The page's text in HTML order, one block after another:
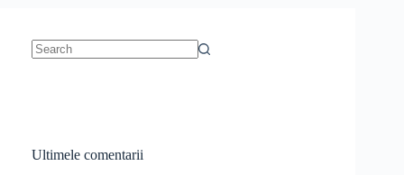
Ultimele comentarii